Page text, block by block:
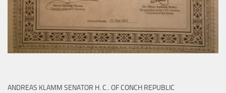
ANDREAS KLAMM SENATOR H. C.. OF CONCH REPUBLIC